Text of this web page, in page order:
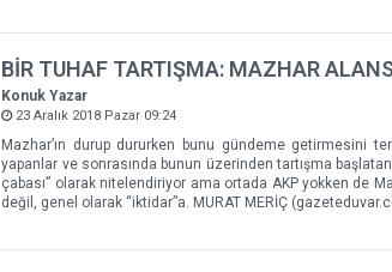
BİR TUHAF TARTIŞMA: MAZHAR
Konuk Yazar
23 Aralık 2018 Pazar 09:24
Mazhar’ın durup dururken bunu gündeme getirmesini
yapanlar ve sonrasında bunun üzerinden tartışma
çabası” olarak nitelendiriyor ama ortada AKP yokken de
değil, genel olarak “iktidar”a. MURAT MERİÇ